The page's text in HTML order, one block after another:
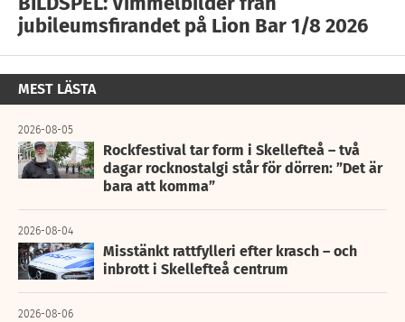
jubileumsfirandet på Lion Bar 1/8 2026
MEST LÄSTA
2026-08-05
Rockfestival tar form i Skellefteå – två
dagar rocknostalgi står för dörren: ”Det är
bara att komma”
2026-08-04
Misstänkt rattfylleri efter krasch – och
inbrott i Skellefteå centrum
2026-08-06